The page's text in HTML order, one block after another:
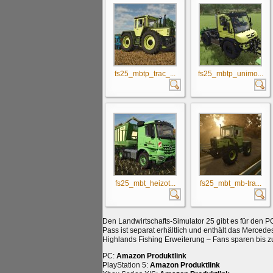
fs25_mbtp_trac_... fs25_mbtp_unimo...
fs25_mbt_heizot... fs25_mbt_mb-tra...
Den Landwirtschafts-Simulator 25 gibt es für den
Pass ist separat erhältlich und enthält das
Highlands Fishing Erweiterung – Fans sparen bis
PC: Amazon Produktlink
PlayStation 5: Amazon Produktlink